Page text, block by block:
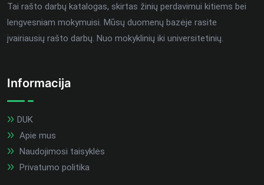
Tai rašto darbų katalogas, skirtas žinių perdavimui kitiems bei
lengvesniam mokymuisi. Mūsų duomenų bazėje rasite
įvairiausių rašto darbų. Nuo mokyklinių iki universitetinių.
Informacija
DUK
Apie mus
Naudojimosi taisyklės
Privatumo politika